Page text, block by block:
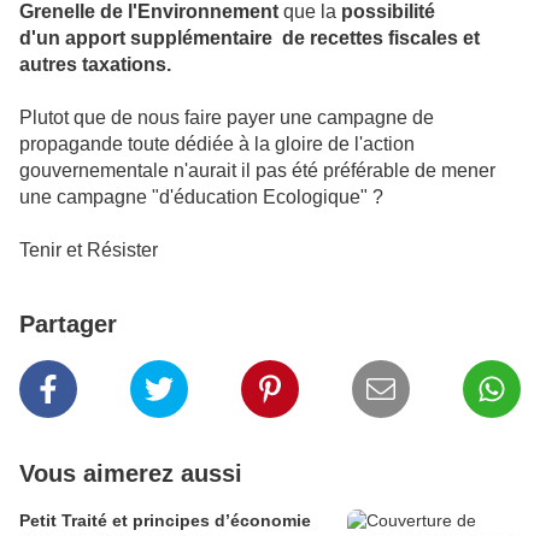
Grenelle de l'Environnement que la possibilité
d'un apport supplémentaire de recettes fiscales et
autres taxations.
Plutot que de nous faire payer une campagne de
propagande toute dédiée à la gloire de l'action
gouvernementale n'aurait il pas été préférable de mener
une campagne "d'éducation Ecologique" ?
Tenir et Résister
Partager
Vous aimerez aussi
Petit Traité et principes d’économie